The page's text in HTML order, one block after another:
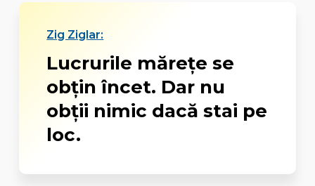
Zig Ziglar:
Lucrurile mărețe se
obțin încet. Dar nu
obții nimic dacă stai pe
loc.